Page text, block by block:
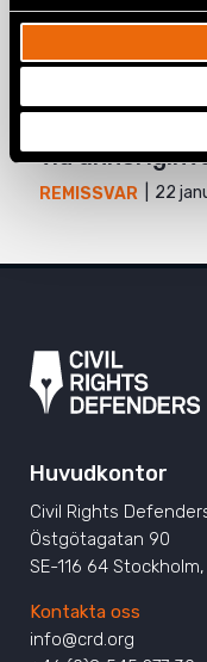
REMISSVAR 4
Yttrande
2025:95 –
vid
REMISSVAR 22
Huvudkontor
Civil Rights
Östgötagatan 90
SE-116 64
Kontakta oss
info@crd.org